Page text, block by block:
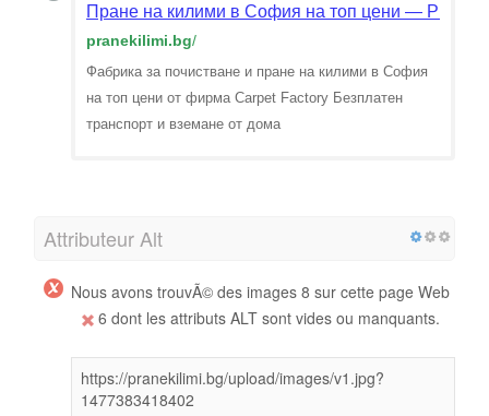
Пране на килими в София на топ цени —
pranekilimi.bg/
Фабрика за почистване и пране на килими в София
на топ цени от фирма Carpet Factory Безплатен
транспорт и вземане от дома
Attributeur Alt
Nous avons trouvÃ© des images 8 sur cette page Web
6 dont les attributs ALT sont vides ou manquants.
https://pranekilimi.bg/upload/images/v1.jpg?
1477383418402